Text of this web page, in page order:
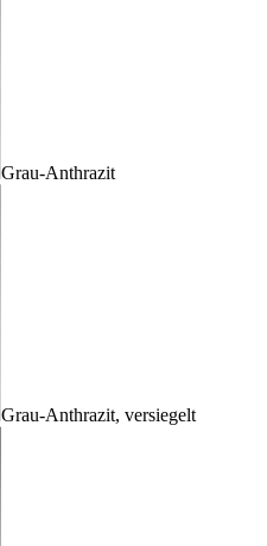
Grau-Anthrazit
Grau-Anthrazit, versiegelt